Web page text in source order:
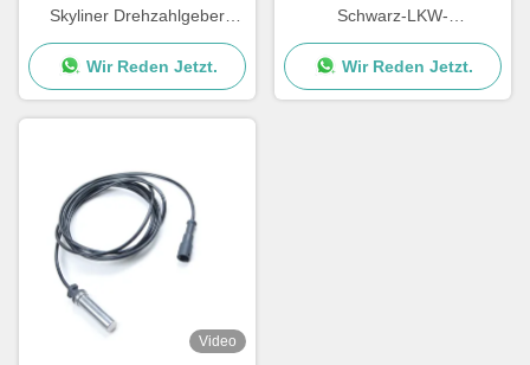
Skyliner Drehzahlgeber
A0015428818 0015423318
Wir Reden Jetzt.
Schwarz-LKW-
Drehzahlgeber 4410328790
3029023300 1506003
Wir Reden Jetzt.
Video